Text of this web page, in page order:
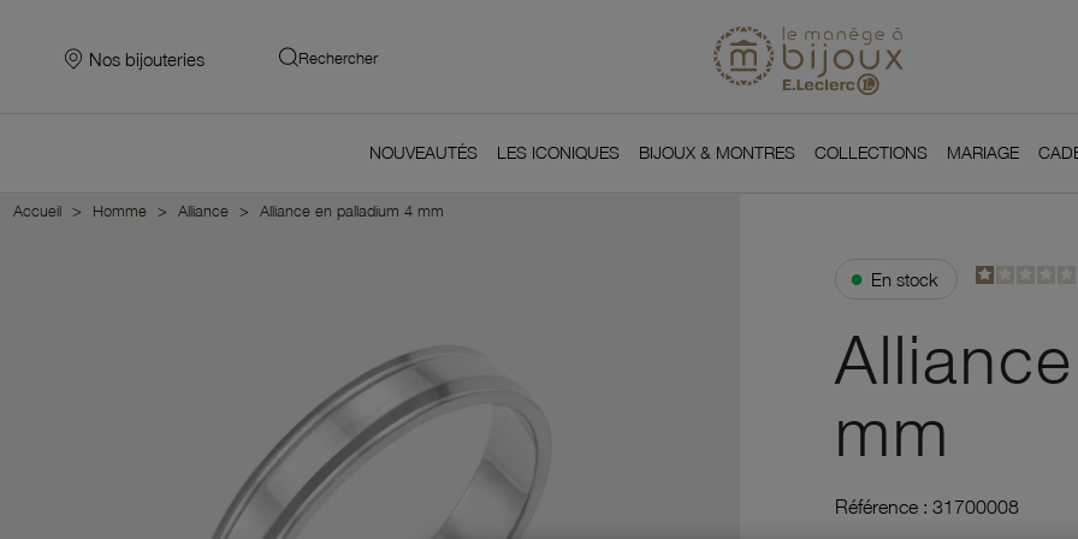
Nos bijouteries Rechercher
NOUVEAUTÉS LES ICONIQUES BIJOUX & MONTRES COLLECTIONS MARIAGE
Accueil Homme Alliance Alliance en palladium 4 mm
● En stock
mm
Référence : 31700008